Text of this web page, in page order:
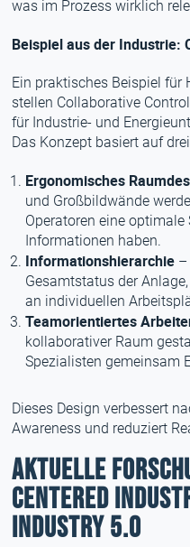
was im Prozess wirklich
Beispiel aus der Industrie:
Ein praktisches Beispiel für
stellen Collaborative
für Industrie- und
Das Konzept basiert auf
Ergonomisches
und Großbildwände
Operatoren eine
Informationen haben.
Informationshierarchie –
Gesamtstatus der
an individuellen
Teamorientiertes
kollaborativer Raum
Spezialisten gemeinsam
Dieses Design verbessert
Awareness und reduziert
Aktuelle
Centered
Industry 5.0